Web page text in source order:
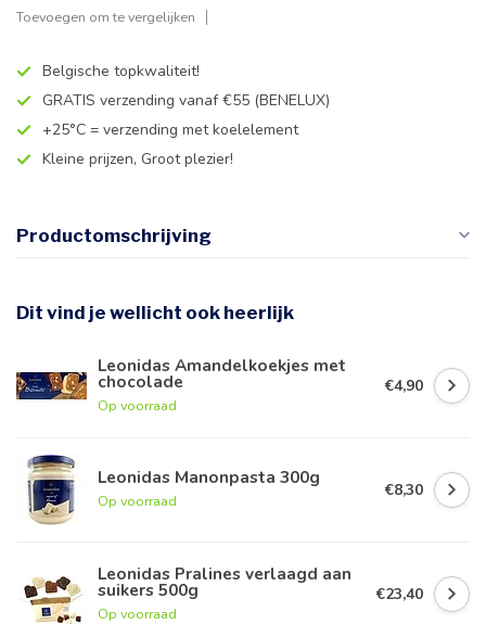
Toevoegen om te vergelijken
Belgische topkwaliteit!
GRATIS verzending vanaf €55 (BENELUX)
+25°C = verzending met koelelement
Kleine prijzen, Groot plezier!
Productomschrijving
Dit vind je wellicht ook heerlijk
Leonidas Amandelkoekjes met
chocolade
Op voorraad
€4,90
Leonidas Manonpasta 300g
Op voorraad
€8,30
Leonidas Pralines verlaagd aan
suikers 500g
Op voorraad
€23,40